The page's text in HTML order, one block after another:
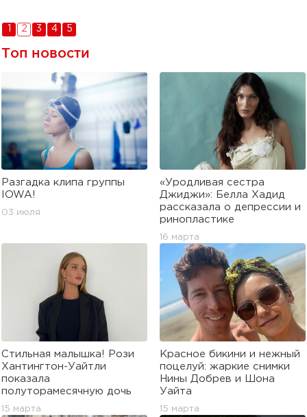
2 3 4 5
Топ новости
Разгадка клипа группы
IOWA!
03 июля
«Уродливая сестра
Джиджи»: Белла Хадид
рассказала о депрессии и
ринопластике
16 марта
Стильная малышка! Рози
Хантингтон-Уайтли
показала
полуторамесячную дочь
15 марта
Красное бикини и нежный
поцелуй: жаркие снимки
Нины Добрев и Шона
Уайта
15 марта